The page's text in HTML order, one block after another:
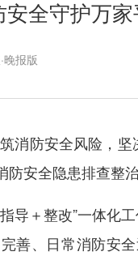
全守护万
晚报版
消防安全风险，
防安全隐患排查整
导＋整改”一体化
善、日常消防安